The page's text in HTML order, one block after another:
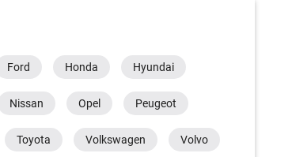
Ford Honda Hyundai
Nissan Opel Peugeot
Toyota Volkswagen Volvo